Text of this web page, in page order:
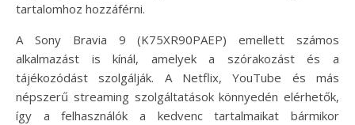
tartalomhoz hozzáférni.
A Sony Bravia 9 (K75XR90PAEP) emellett számos
alkalmazást is kínál, amelyek a szórakozást és a
tájékozódást szolgálják. A Netflix, YouTube és más
népszerű streaming szolgáltatások könnyedén elérhetők,
így a felhasználók a kedvenc tartalmaikat bármikor